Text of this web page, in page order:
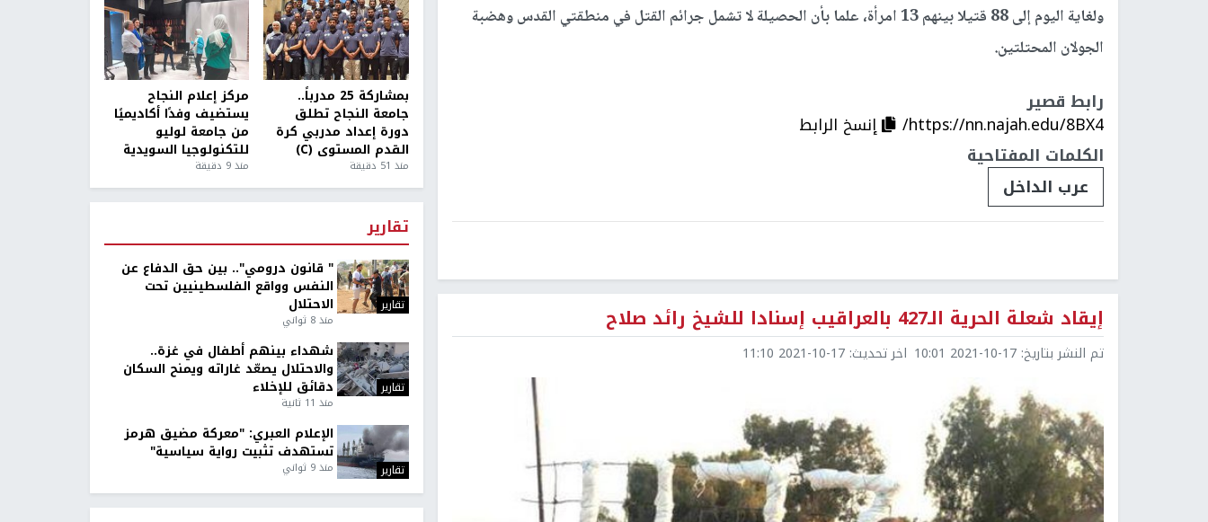
ولغاية اليوم إلى 88 قتيلا بينهم 13 امرأة، علما بأن الحصيلة لا تشمل جرائم القتل في منطقتي القدس وهضبة
الجولان المحتلتين.
رابط قصير
https://nn.najah.edu/8BX4/
إنسخ الرابط
الكلمات المفتاحية
عرب الداخل
إيقاد شعلة الحرية الـ427 بالعراقيب إسنادا للشيخ رائد صلاح
تم النشر بتاريخ: 2021-10-17 10:01 اخر تحديث: 2021-10-17 11:10
بمشاركة 25 مدرباً..
جامعة النجاح تطلق
دورة إعداد مدربي كرة
القدم المستوى (C)
منذ 51 دقيقة
مركز إعلام النجاح
يستضيف وفدًا أكاديميًا
من جامعة لوليو
للتكنولوجيا السويدية
منذ 9 دقيقة
تقارير
تقارير
" قانون درومي".. بين حق الدفاع عن
النفس وواقع الفلسطينيين تحت
الاحتلال
منذ 8 ثواني
تقارير
شهداء بينهم أطفال في غزة..
والاحتلال يصعّد غاراته ويمنح السكان
دقائق للإخلاء
منذ 11 ثانية
تقارير
الإعلام العبري: "معركة مضيق هرمز
تستهدف تثبيت رواية سياسية"
منذ 9 ثواني